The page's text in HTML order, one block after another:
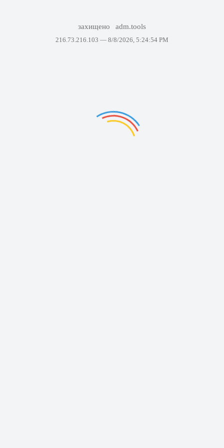
захищено adm.tools
216.73.216.103 — 8/8/2026, 5:24:54 PM